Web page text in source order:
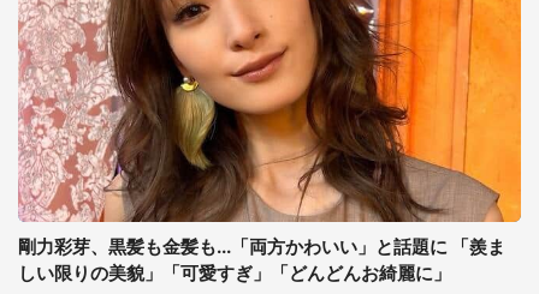
剛力彩芽、黒髪も金髪も...「両方かわいい」と話題に 「羨ま
しい限りの美貌」「可愛すぎ」「どんどんお綺麗に」